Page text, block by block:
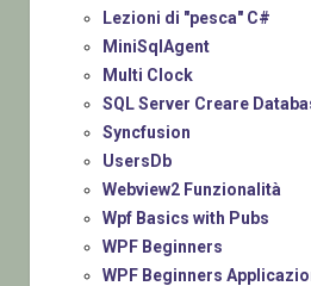
Lezioni di "pesca" C#
MiniSqlAgent
Multi Clock
SQL Server Creare
Syncfusion
UsersDb
Webview2 Funzionalità
Wpf Basics with Pubs
WPF Beginners
WPF Beginners